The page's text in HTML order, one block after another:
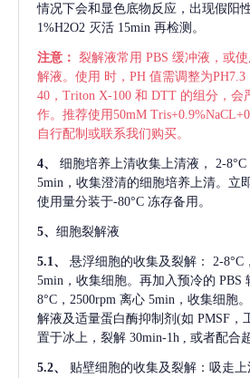
情况下会和显色底物反应，出现假阳
1%H2O2 灭活 15min 再检测。
注意： 裂解液常用 PBS 缓冲液，或
解液。使用 时，PH 值需调整为
40，Triton X-100 和 DTT 的组分，会
作。推荐使用50mM
自行配制或联系我们购买。
4、 细胞培养上清收集上清液，
2-
5min，收集澄清的细胞培养上清。立
使用量分装于-80°C 冻存备用。
5、 细胞裂解液
5.1、 悬浮细胞的收集及裂解：
2-8°C
5min，收集细胞。再加入预冷的 PBS
8°C，2500rpm 离心 5min，收集细胞
解液及适量蛋白酶抑制剂(如 PMSF，
置于冰上，裂解 30min-1h , 或者配合
5.2、
贴壁细胞的收集及裂解：吸走